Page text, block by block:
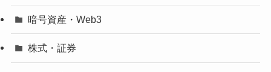
暗号資産・Web3
株式・証券